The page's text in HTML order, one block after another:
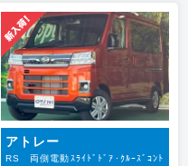
アトレー
RS 両側電動ｽﾗｲﾄﾞﾄﾞｱ･ｸﾙｰｽﾞｺﾝﾄ